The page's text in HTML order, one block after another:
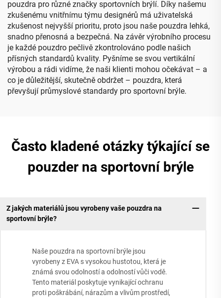
pouzdra pro různé značky sportovních brýlí. Díky našemu
zkušenému vnitřnímu týmu designérů má uživatelská
zkušenost nejvyšší prioritu, proto jsou naše pouzdra lehká,
snadno přenosná a bezpečná. Na závěr výrobního procesu
je každé pouzdro pečlivě zkontrolováno podle našich
přísných standardů kvality. Pyšníme se svou vertikální
výrobou a rádi vidíme, že naši klienti mohou očekávat – a
co je důležitější, skutečně obdržet – pouzdra, která
převyšují průmyslové standardy pro sportovní brýle.
Často kladené otázky týkající se
pouzder na sportovní brýle
Z jakých materiálů jsou vyrobeny vaše pouzdra na
sportovní brýle?
Naše pouzdra na sportovní brýle jsou
vyrobeny z EVA s vysokou hustotou, která je
známá svou odolností a odolností vůči vodě.
Tento materiál poskytuje vynikající ochranu
proti poškrábání, nárazům a vlivům prostředí,